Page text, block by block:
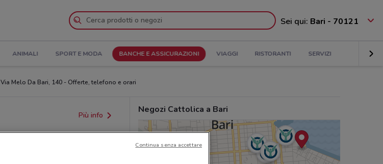
Sei qui: Bari - 70121
ANIMALI SPORT E MODA BANCHE E ASSICURAZIONI VIAGGI RISTORANTI SERVIZI
Via Melo Da Bari, 140 - Offerte, telefono e orari
Più info
Negozi Cattolica a Bari
Continua senza accettare